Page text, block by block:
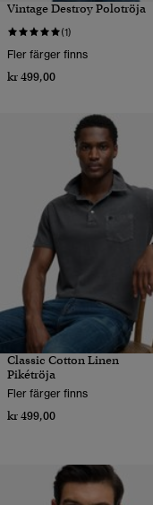
Vintage Destroy Polotröja
(1)
Fler färger finns
kr 499,00
Classic Cotton Linen
Pikétröja
Fler färger finns
kr 499,00